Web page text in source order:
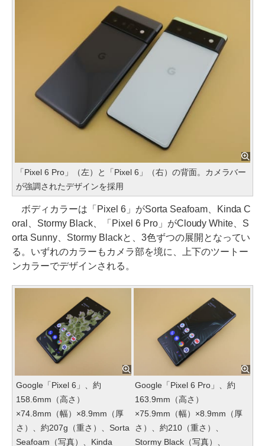
「Pixel 6 Pro」（左）と「Pixel 6」（右）の背面。カメラバー
が強調されたデザインを採用
ボディカラーは「Pixel 6」がSorta Seafoam、Kinda C
oral、Stormy Black、「Pixel 6 Pro」がCloudy White、S
orta Sunny、Stormy Blackと、3色ずつの展開となってい
る。いずれのカラーもカメラ部を境に、上下のツートー
ンカラーでデザインされる。
Google「Pixel 6」、約
158.6mm（高さ）
×74.8mm（幅）×8.9mm（厚
さ）、約207g（重さ）、Sorta
Seafoam（写真）、Kinda
Google「Pixel 6 Pro」、約
163.9mm（高さ）
×75.9mm（幅）×8.9mm（厚
さ）、約210（重さ）、
Stormy Black（写真）、